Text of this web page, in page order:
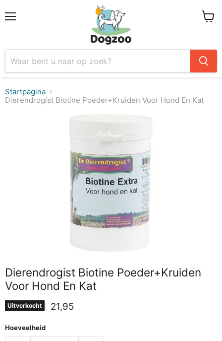
Startpagina
Dierendrogist Biotine Poeder+Kruiden Voor Hond En Kat
Dierendrogist Biotine Poeder+Kruiden
Voor Hond En Kat
Uitverkocht Huidige prijs
21,95
Hoeveelheid